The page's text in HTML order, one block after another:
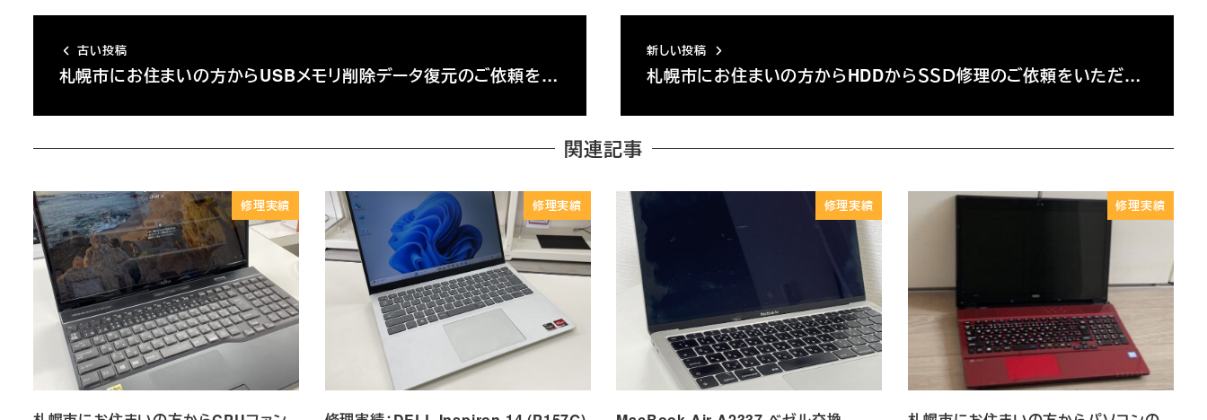
古い投稿
札幌市にお住まいの方からUSBメモリ削除データ復元のご依頼を…
新しい投稿
札幌市にお住まいの方からHDDからＳＳＤ修理のご依頼をいただ…
関連記事
修理実績 修理実績 修理実績 修理実績